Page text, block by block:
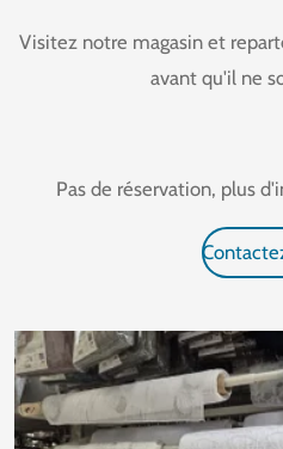
Visitez notre magasin et
avant qu'il ne
Pas de réservation, plus